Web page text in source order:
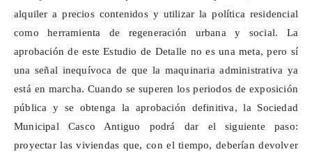
alquiler a precios contenidos y utilizar la política residencial
como herramienta de regeneración urbana y social. La
aprobación de este Estudio de Detalle no es una meta, pero sí
una señal inequívoca de que la maquinaria administrativa ya
está en marcha. Cuando se superen los periodos de exposición
pública y se obtenga la aprobación definitiva, la Sociedad
Municipal Casco Antiguo podrá dar el siguiente paso:
proyectar las viviendas que, con el tiempo, deberían devolver